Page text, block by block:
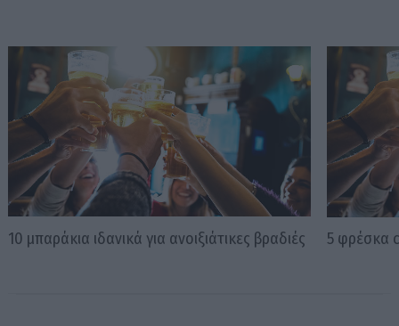
10 μπαράκια ιδανικά για ανοιξιάτικες βραδιές 5 φρέσκα